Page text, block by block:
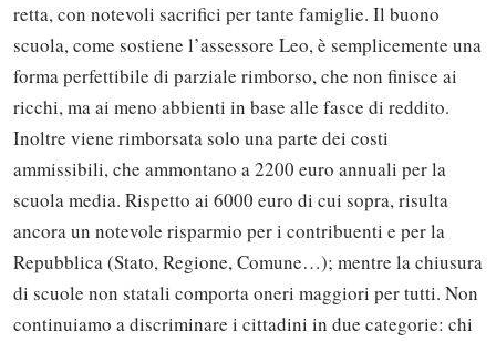
retta, con notevoli sacrifici per tante famiglie. Il buono
scuola, come sostiene l’assessore Leo, è semplicemente una
forma perfettibile di parziale rimborso, che non finisce ai
ricchi, ma ai meno abbienti in base alle fasce di reddito.
Inoltre viene rimborsata solo una parte dei costi
ammissibili, che ammontano a 2200 euro annuali per la
scuola media. Rispetto ai 6000 euro di cui sopra, risulta
ancora un notevole risparmio per i contribuenti e per la
Repubblica (Stato, Regione, Comune…); mentre la chiusura
di scuole non statali comporta oneri maggiori per tutti. Non
continuiamo a discriminare i cittadini in due categorie: chi